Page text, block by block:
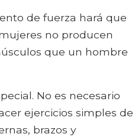
de fuerza hará que
no producen
que un hombre
No es necesario
ejercicios simples de
brazos y